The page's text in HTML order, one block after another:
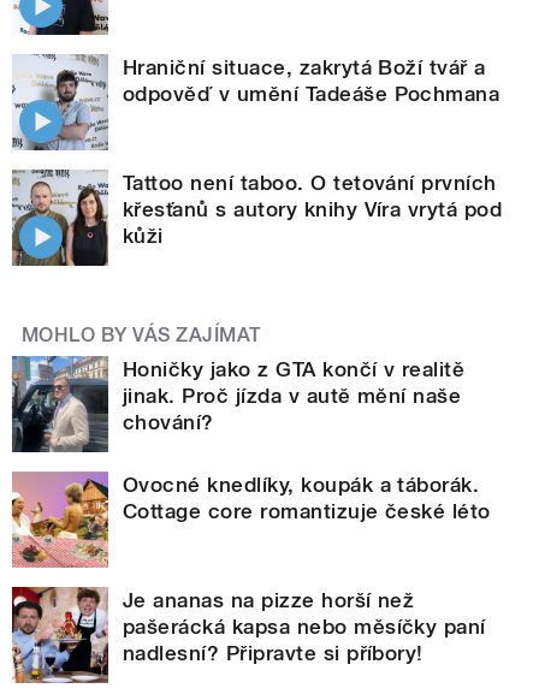
Hraniční situace, zakrytá Boží tvář a
odpověď v umění Tadeáše Pochmana
Tattoo není taboo. O tetování prvních
křesťanů s autory knihy Víra vrytá pod
kůži
MOHLO BY VÁS ZAJÍMAT
Honičky jako z GTA končí v realitě
jinak. Proč jízda v autě mění naše
chování?
Ovocné knedlíky, koupák a táborák.
Cottage core romantizuje české léto
Je ananas na pizze horší než
pašerácká kapsa nebo měsíčky paní
nadlesní? Připravte si příbory!